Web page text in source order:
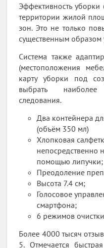
Эффективность уборки
территории жилой
зон. Это не только
существенным образом
Система также
(местоположения
карту уборки под
выбрать
следования.
Два контейнера
(объём 350 мл)
Хлопковая
непосредственно
помощью липучки;
Преодоление
Высота 7.4 см;
Голосовое
смартфона;
6 режимов
Более 4000 тысяч
5. Отмечается